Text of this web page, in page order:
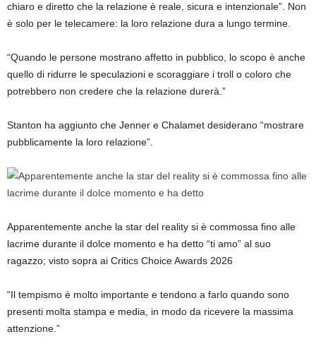
chiaro e diretto che la relazione è reale, sicura e intenzionale”. Non
è solo per le telecamere: la loro relazione dura a lungo termine.
“Quando le persone mostrano affetto in pubblico, lo scopo è anche
quello di ridurre le speculazioni e scoraggiare i troll o coloro che
potrebbero non credere che la relazione durerà.”
Stanton ha aggiunto che Jenner e Chalamet desiderano “mostrare
pubblicamente la loro relazione”.
Apparentemente anche la star del reality si è commossa fino alle
lacrime durante il dolce momento e ha detto “ti amo” al suo
ragazzo; visto sopra ai Critics Choice Awards 2026
“Il tempismo è molto importante e tendono a farlo quando sono
presenti molta stampa e media, in modo da ricevere la massima
attenzione.”